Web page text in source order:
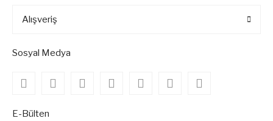
Alışveriş
Sosyal Medya
E-Bülten